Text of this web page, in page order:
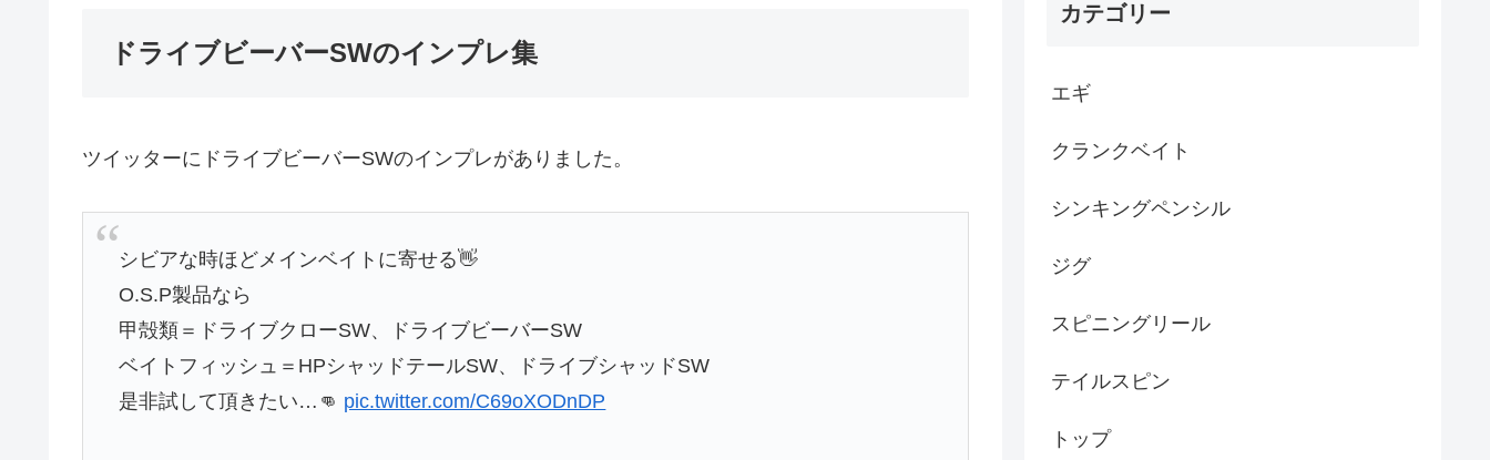
ドライブビーバーSWのインプレ集
ツイッターにドライブビーバーSWのインプレがありました。
シビアな時ほどメインベイトに寄せる👋
O.S.P製品なら
甲殻類＝ドライブクローSW、ドライブビーバーSW
ベイトフィッシュ＝HPシャッドテールSW、ドライブシャッドSW
是非試して頂きたい…👊 pic.twitter.com/C69oXODnDP
カテゴリー
エギ
クランクベイト
シンキングペンシル
ジグ
スピニングリール
テイルスピン
トップ